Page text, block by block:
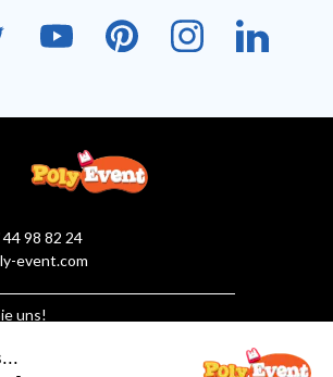
44 98 82 24
event.com
uns!